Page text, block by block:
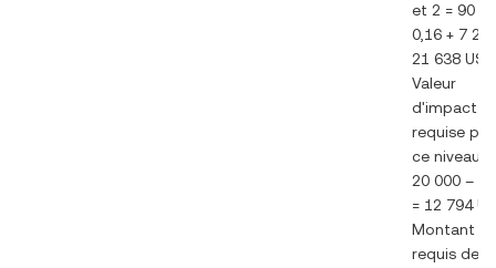
et 2 = 90
0,16 + 7
21 638
Valeur
d'impact
requise
ce niveau =
20 000 – 7
= 12 794
Montant
requis de